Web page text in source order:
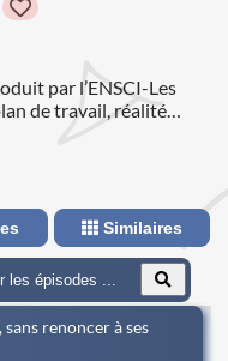
par l’ENSCI-Les
de travail, réalité
Similaires
renoncer à ses